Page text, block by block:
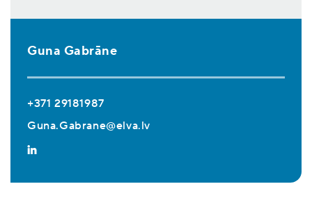
Guna Gabrāne
+371 29181987
Guna.Gabrane@elva.lv